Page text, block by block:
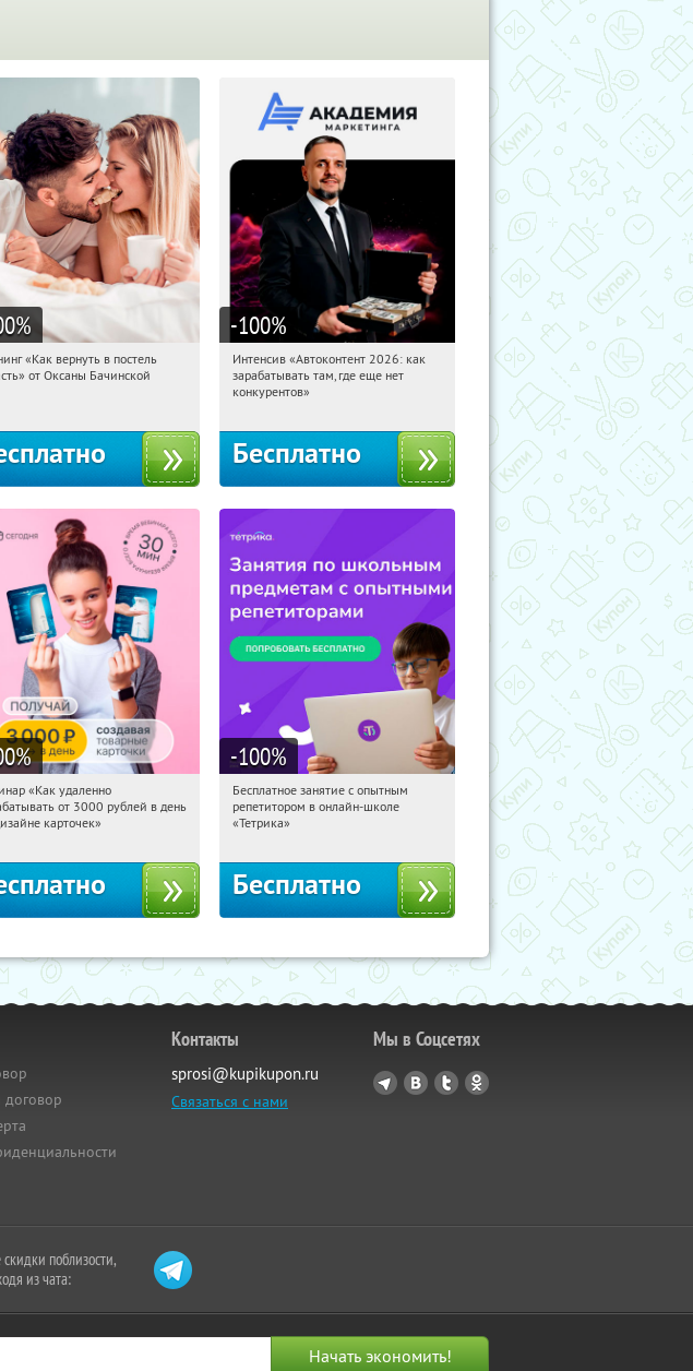
%
Получили:
«Как вернуть в постель
от Оксаны Бачинской
-100%
13:35:23 Получили:
Россия
Интенсив «Автоконтент 2026: как
зарабатывать там, где еще нет
конкурентов»
Бесплатно
%
Получили:
«Как удаленно
от 3000 рублей в день
карточек»
-100%
13:35:23 Получили:
Москва, Россия
Бесплатное занятие с опытным
репетитором в онлайн-школе
«Тетрика»
Бесплатно
Контакты
sprosi@kupikupon.ru
Связаться с нами
Мы в Соцсетях
поблизости,
из чата: